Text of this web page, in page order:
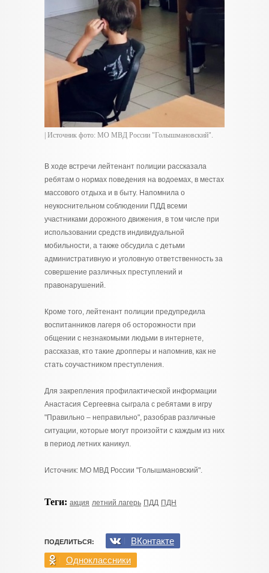
| Источник фото: МО МВД России "Голышмановский".
В ходе встречи лейтенант полиции рассказала
ребятам о нормах поведения на водоемах, в местах
массового отдыха и в быту. Напомнила о
неукоснительном соблюдении ПДД всеми
участниками дорожного движения, в том числе при
использовании средств индивидуальной
мобильности, а также обсудила с детьми
административную и уголовную ответственность за
совершение различных преступлений и
правонарушений.
Кроме того, лейтенант полиции предупредила
воспитанников лагеря об осторожности при
общении с незнакомыми людьми в интернете,
рассказав, кто такие дропперы и напомнив, как не
стать соучастником преступления.
Для закрепления профилактической информации
Анастасия Сергеевна сыграла с ребятами в игру
"Правильно – неправильно", разобрав различные
ситуации, которые могут произойти с каждым из них
в период летних каникул.
Источник: МО МВД России "Голышмановский".
Теги: акция летний лагерь ПДД ПДН
ПОДЕЛИТЬСЯ:
ВКонтакте
Одноклассники